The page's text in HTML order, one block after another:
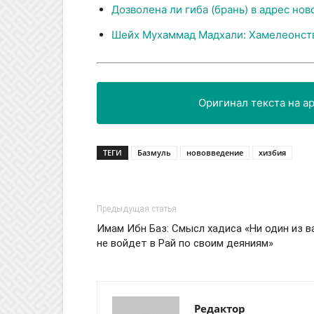
Дозволена ли гиба (брань) в адрес
Шейх Мухаммад Мадхали:
يسمعها، قال: يقولون: لاتكن كحصان العربة!
ТЕГИ Базмуль нововведение хизбия
Предыдущая статья
Имам Ибн Баз: Смысл хадиса «Ни один из
не войдет в Рай по своим деяниям»
Редактор